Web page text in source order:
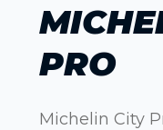
PRO
Michelin City